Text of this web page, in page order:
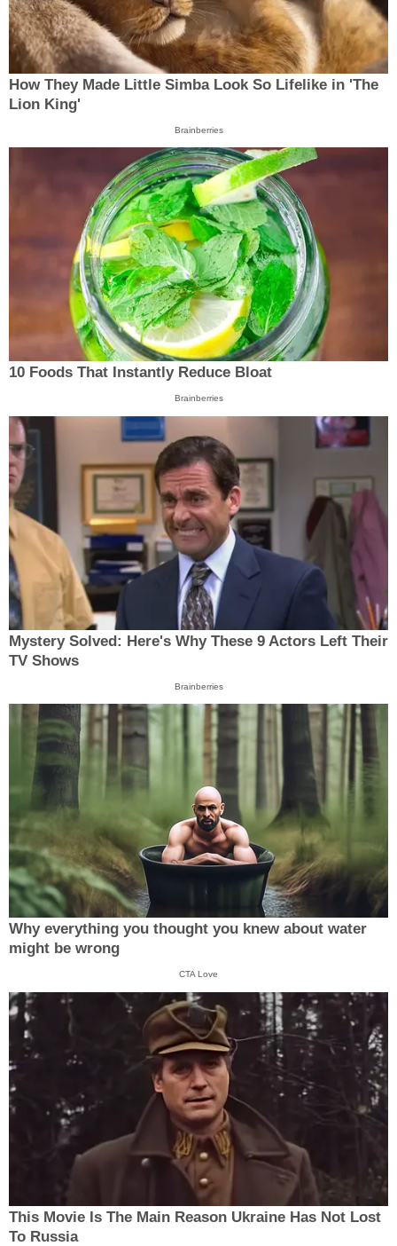
How They Made Little Simba Look So Lifelike in 'The
Lion King'
Brainberries
10 Foods That Instantly Reduce Bloat
Brainberries
Mystery Solved: Here's Why These 9 Actors Left Their
TV Shows
Brainberries
Why everything you thought you knew about water
might be wrong
CTA Love
This Movie Is The Main Reason Ukraine Has Not Lost
To Russia